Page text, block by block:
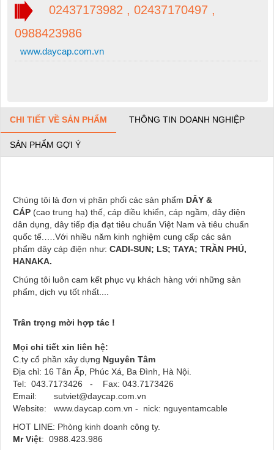
02437173982 , 02437170497 ,
0988423986
www.daycap.com.vn
CHI TIẾT VỀ SẢN PHẨM THÔNG TIN DOANH NGHIỆP
SẢN PHẨM GỢI Ý
Chúng tôi là đơn vị phân phối các sản phẩm DÂY &
CÁP (cao trung hạ) thế, cáp điều khiển, cáp ngầm, dây điện
dân dụng, dây tiếp địa đạt tiêu chuẩn Việt Nam và tiêu chuẩn
quốc tế.….Với nhiều năm kinh nghiệm cung cấp các sản
phẩm dây cáp điện như: CADI-SUN; LS; TAYA; TRẦN PHÚ,
HANAKA.
Chúng tôi luôn cam kết phục vụ khách hàng với những sản
phẩm, dịch vụ tốt nhất....
Trân trọng mời hợp tác !
Mọi chi tiết xin liên hệ:
C.ty cổ phần xây dựng Nguyên Tâm
Địa chỉ: 16 Tân Ấp, Phúc Xá, Ba Đình, Hà Nội.
Tel: 043.7173426 - Fax: 043.7173426
Email: sutviet@daycap.com .vn
Website: www.daycap.com.vn - nick: nguyentamcable
HOT LINE: Phòng kinh doanh công ty.
Mr Việt: 0988.423.986